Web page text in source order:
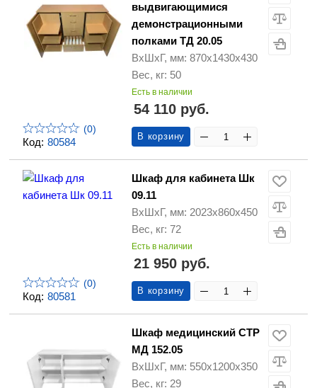
Код: 80584
(0)
выдвигающимися
демонстрационными
полками ТД 20.05
ВхШхГ, мм: 870х1430х430
Вес, кг: 50
Есть в наличии
54 110 руб.
В корзину
Код: 80581
(0)
Шкаф для кабинета Шк
09.11
ВхШхГ, мм: 2023х860х450
Вес, кг: 72
Есть в наличии
21 950 руб.
В корзину
Шкаф медицинский СТР
МД 152.05
ВхШхГ, мм: 550х1200х350
Вес, кг: 29